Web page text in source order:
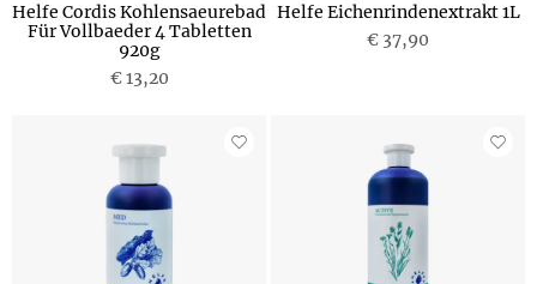
Helfe Cordis Kohlensaeurebad
Für Vollbaeder 4 Tabletten
920g
€ 13,20
Helfe Eichenrindenextrakt 1L
€ 37,90